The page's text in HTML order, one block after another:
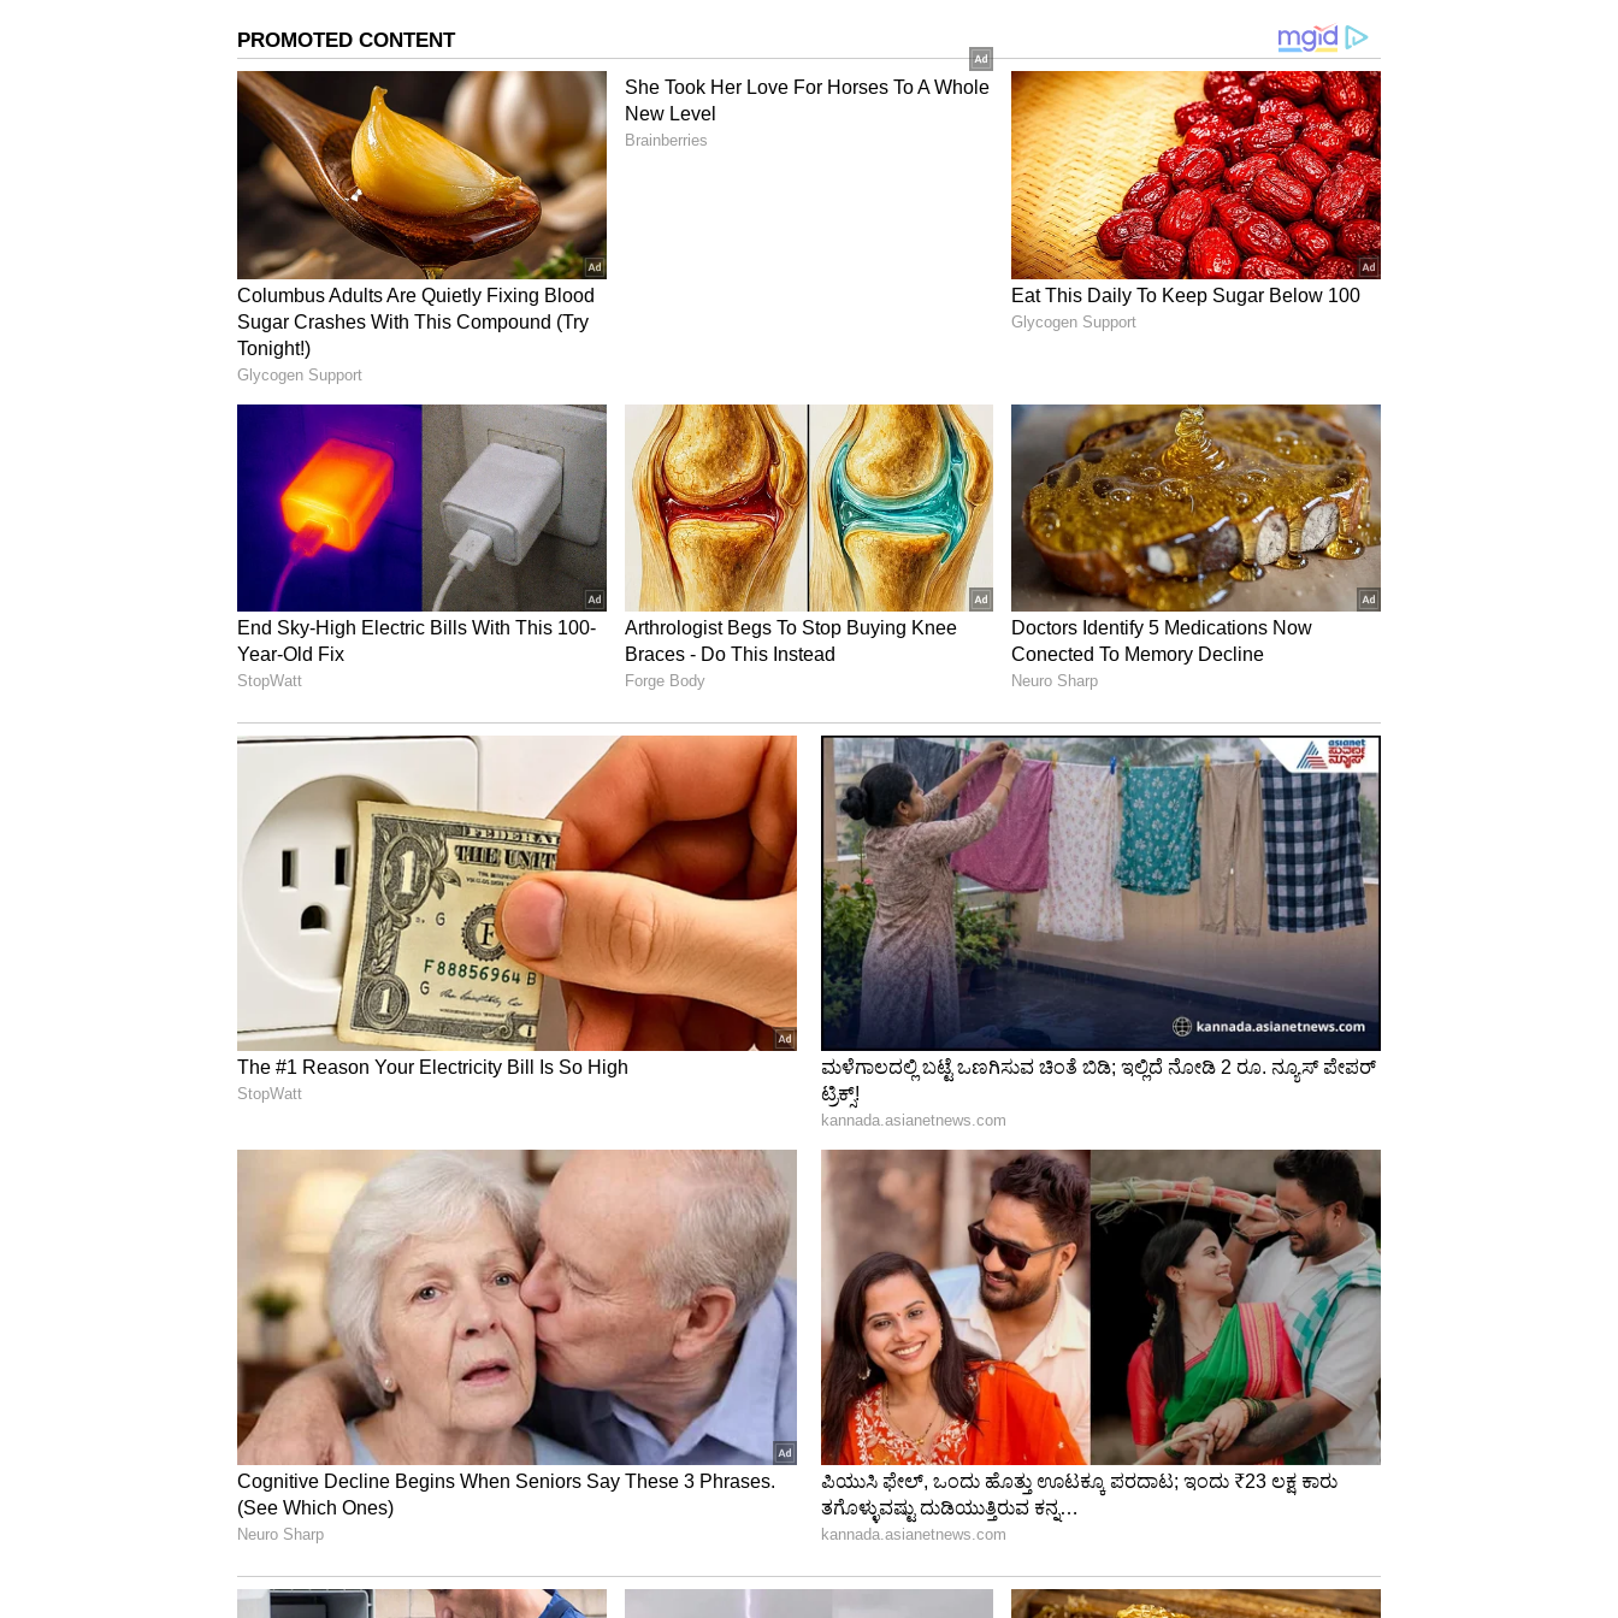
ಕಾದಿದ್ದೇನೆ. ಏಕೆಂದರೆ ಮನುಷ್ಯನಿಗೆ ಅಸಾಧ್ಯವಾದುದು ಯಾವುದು ಇಲ್ಲ ಎಂದು ತನ್ನ ಜೀವನದ ಸಾಧನೆಗಳ
ಮೂಲಕ ಜಗತ್ತಿಗೆ ಗ ತೋರಿಸಿಕೊಟ್ಟವರಲ್ಲಿ ಎಲೋನ್ ಮಸ್ಕ್ ಒಬ್ಬರು. ಇವರು ಹಲವು ಭವಿಷ್ಯದ ಪರಿಕಲ್ಪನೆಗಳು
ಸುಳ್ಳು ಎಂದು ನಂಬಿದ ಟೆಕ್ ಲೋಕಕ್ಕೆ ಅದನ್ನು ಸತ್ಯವೆಂದು ಸಾಧಿಸಿ ತೊರಿಸಿದ ವ್ಯಕ್ತಿತ್ವ ಇವರದು. ಅವುಗಳಲ್ಲಿ
ಸ್ವಯಂ ಚಳಿತ ಟೆಸ್ಲಾ ಕಾರುಗಳು, ಮಂಗಳದ ವಸಾಹತಿಗೆ ತಯಾರಾದ ಸ್ಪೇಸ್‌ಎಕ್ಸ್ ಫಾಲ್ಕೋನ್ ರಾಕೆಟ್, 800
ಕಿಲೋ ಮೀಟರ್ ವೇಗದಲ್ಲಿ ಚಲಿಸುವ ಹೈಪೆರ್‌ಲೂಪ್ ಮುಂತಾದ ಅವಿಷ್ಕಾರಗಳು ಮುಖ್ಯವಾದದ್ದು.